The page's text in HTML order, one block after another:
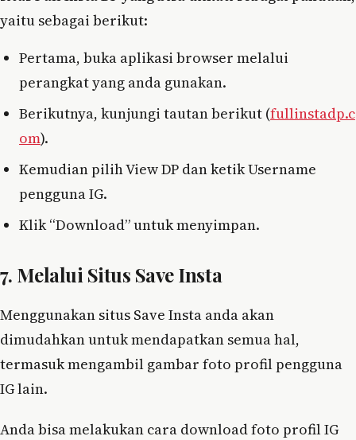
yaitu sebagai berikut:
Pertama, buka aplikasi browser melalui
perangkat yang anda gunakan.
Berikutnya, kunjungi tautan berikut (fullinstadp.c
om).
Kemudian pilih View DP dan ketik Username
pengguna IG.
Klik “Download” untuk menyimpan.
7. Melalui Situs Save Insta
Menggunakan situs Save Insta anda akan
dimudahkan untuk mendapatkan semua hal,
termasuk mengambil gambar foto profil pengguna
IG lain.
Anda bisa melakukan cara download foto profil IG